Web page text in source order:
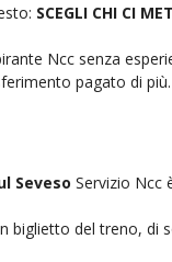
SCEGLI CHI CI
Ncc senza
pagato di più.
Seveso Servizio Ncc
biglietto del treno, di